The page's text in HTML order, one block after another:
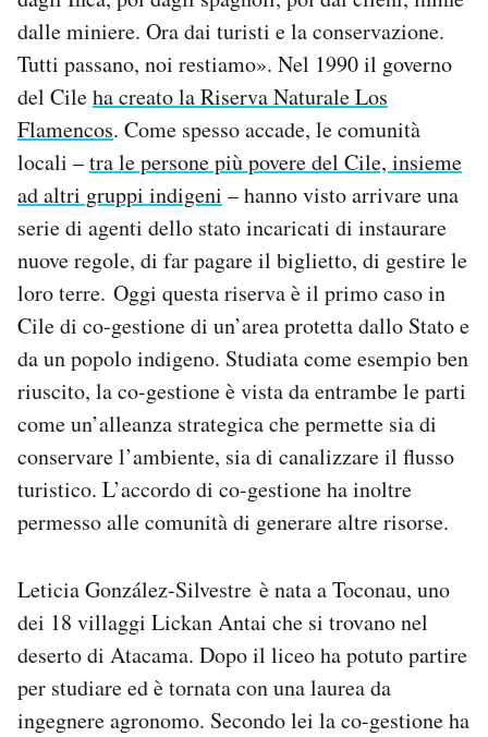
dalle miniere. Ora dai turisti e la conservazione.
Tutti passano, noi restiamo». Nel 1990 il governo
del Cileha creato la Riserva Naturale Los
Flamencos. Come spesso accade, le comunità
locali –tra le persone più povere del Cile, insieme
ad altri gruppi indigeni – hanno visto arrivare una
serie di agenti dello stato incaricati di instaurare
nuove regole, di far pagare il biglietto, di gestire le
loro terre. Oggi questa riserva è il primo caso in
Cile di co-gestione di un’area protetta dallo Stato e
da un popolo indigeno. Studiata come esempio ben
riuscito, la co-gestione è vista da entrambe le parti
come un’alleanza strategica che permette sia di
conservare l’ambiente, sia di canalizzare il flusso
turistico. L’accordo di co-gestione ha inoltre
permesso alle comunità di generare altre risorse.
Leticia González-Silvestre è nata a Toconau, uno
dei 18 villaggi Lickan Antai che si trovano nel
deserto di Atacama. Dopo il liceo ha potuto partire
per studiare ed è tornata con una laurea da
ingegnere agronomo. Secondo lei la co-gestione ha